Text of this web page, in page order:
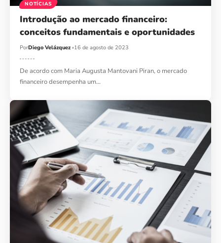
NOTÍCIAS
Introdução ao mercado financeiro:
conceitos fundamentais e oportunidades
PorDiego Velázquez 16 de agosto de 2023
De acordo com Maria Augusta Mantovani Piran, o mercado
financeiro desempenha um…